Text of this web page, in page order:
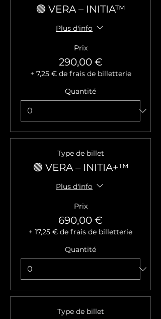
🟢 VERA – INITIA™
Plus d'info
Prix
290,00 €
+ 7,25 € de frais de billetterie
Quantité
Type de billet
🟢 VERA – INITIA+™
Plus d'info
Prix
690,00 €
+ 17,25 € de frais de billetterie
Quantité
Type de billet